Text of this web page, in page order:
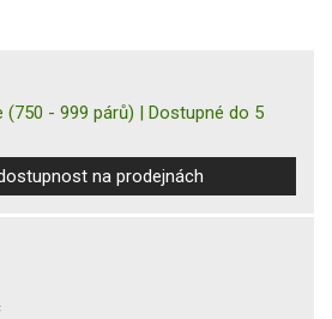
(750 - 999 párů) | Dostupné do 5
na prodejnách